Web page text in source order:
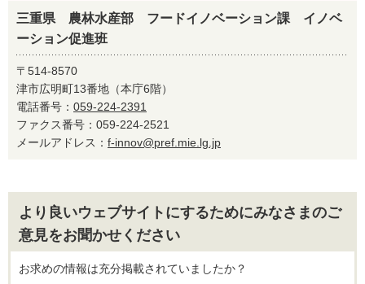
三重県 農林水産部 フードイノベーション課 イノベ
ーション促進班
〒514-8570
津市広明町13番地（本庁6階）
電話番号： 059-224-2391
ファクス番号：059-224-2521
メールアドレス： f-innov@pref.mie.lg.jp
より良いウェブサイトにするためにみなさまのご
意見をお聞かせください
お求めの情報は充分掲載されていましたか？